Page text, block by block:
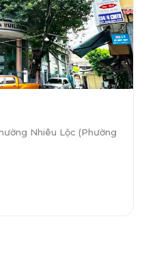
Nhiêu Lộc (Phường